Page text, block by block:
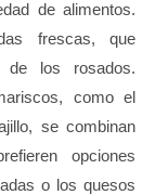
de alimentos.
frescas, que
de los rosados.
como el
se combinan
opciones
o los quesos